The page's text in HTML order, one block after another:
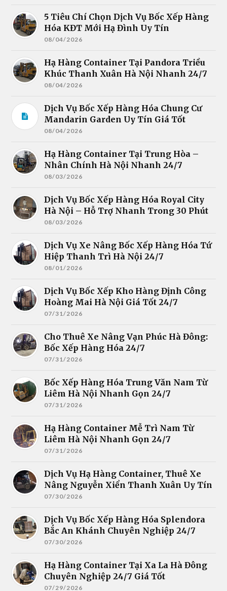
5 Tiêu Chí Chọn Dịch Vụ Bốc Xếp Hàng
Hóa KĐT Mới Hạ Đình Uy Tín
08/04/2026
Hạ Hàng Container Tại Pandora Triều
Khúc Thanh Xuân Hà Nội Nhanh 24/7
08/04/2026
Dịch Vụ Bốc Xếp Hàng Hóa Chung Cư
Mandarin Garden Uy Tín Giá Tốt
08/04/2026
Hạ Hàng Container Tại Trung Hòa –
Nhân Chính Hà Nội Nhanh 24/7
08/03/2026
Dịch Vụ Bốc Xếp Hàng Hóa Royal City
Hà Nội – Hỗ Trợ Nhanh Trong 30 Phút
08/03/2026
Dịch Vụ Xe Nâng Bốc Xếp Hàng Hóa Tứ
Hiệp Thanh Trì Hà Nội 24/7
08/01/2026
Dịch Vụ Bốc Xếp Kho Hàng Định Công
Hoàng Mai Hà Nội Giá Tốt 24/7
07/31/2026
Cho Thuê Xe Nâng Vạn Phúc Hà Đông:
Bốc Xếp Hàng Hóa 24/7
07/31/2026
Bốc Xếp Hàng Hóa Trung Văn Nam Từ
Liêm Hà Nội Nhanh Gọn 24/7
07/31/2026
Hạ Hàng Container Mễ Trì Nam Từ
Liêm Hà Nội Nhanh Gọn 24/7
07/31/2026
Dịch Vụ Hạ Hàng Container, Thuê Xe
Nâng Nguyễn Xiển Thanh Xuân Uy Tín
07/30/2026
Dịch Vụ Bốc Xếp Hàng Hóa Splendora
Bắc An Khánh Chuyên Nghiệp 24/7
07/30/2026
Hạ Hàng Container Tại Xa La Hà Đông
Chuyên Nghiệp 24/7 Giá Tốt
07/29/2026